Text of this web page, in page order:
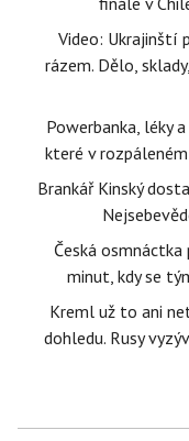
Video: Ukrajinští
rázem. Dělo,
Powerbanka, léky
které v
Brankář Kinský
Česká
minut, kdy se
Kreml už to ani
dohledu. Rusy